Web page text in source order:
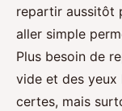
repartir aussitôt
aller simple
Plus besoin de
vide et des yeux
certes, mais